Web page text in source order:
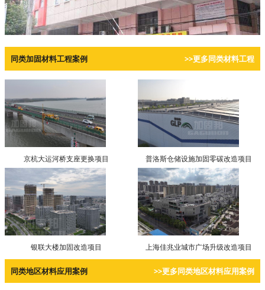
同类加固材料工程案例 >>更多同类材料工程
京杭大运河桥支座更换项目 普洛斯仓储设施加固零碳改造项目
银联大楼加固改造项目 上海佳兆业城市广场升级改造项目
同类地区材料应用案例 >>更多同类地区材料应用案例